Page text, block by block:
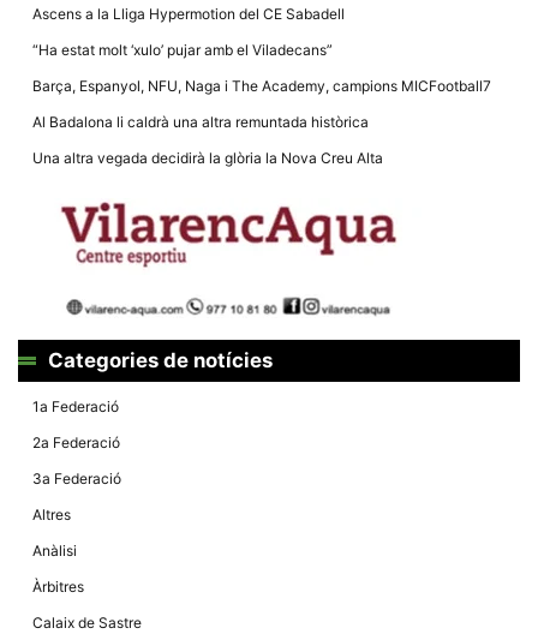
Ascens a la Lliga Hypermotion del CE Sabadell
“Ha estat molt ‘xulo’ pujar amb el Viladecans”
Barça, Espanyol, NFU, Naga i The Academy, campions MICFootball7
Al Badalona li caldrà una altra remuntada històrica
Una altra vegada decidirà la glòria la Nova Creu Alta
Categories de notícies
1a Federació
2a Federació
3a Federació
Altres
Anàlisi
Àrbitres
Calaix de Sastre
Recopilem
estadístiques
anònima d'ús
per a millorar
estructura.
d'usuari
nostre lloc web